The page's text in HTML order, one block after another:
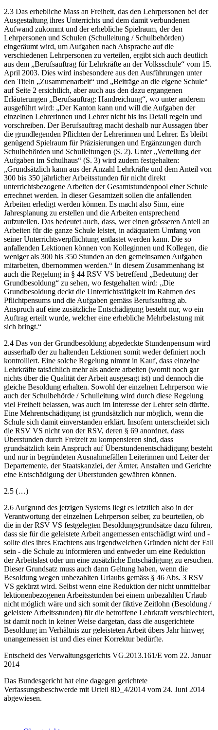
2.3 Das erhebliche Mass an Freiheit, das den Lehrpersonen bei der
Ausgestaltung ihres Unterrichts und dem damit verbundenen
Aufwand zukommt und der erhebliche Spielraum, der den
Lehrpersonen und Schulen (Schulleitung / Schulbehörden)
eingeräumt wird, um Aufgaben nach Absprache auf die
verschiedenen Lehrpersonen zu verteilen, ergibt sich auch deutlich
aus dem „Berufsauftrag für Lehrkräfte an der Volksschule“ vom 15.
April 2003. Dies wird insbesondere aus den Ausführungen unter
den Titeln „Zusammenarbeit“ und „Beiträge an die eigene Schule“
auf Seite 2 ersichtlich, aber auch aus den dazu ergangenen
Erläuterungen „Berufsauftrag: Handreichung“, wo unter anderem
ausgeführt wird: „Der Kanton kann und will die Aufgaben der
einzelnen Lehrerinnen und Lehrer nicht bis ins Detail regeln und
vorschreiben. Der Berufsauftrag macht deshalb nur Aussagen über
die grundlegenden Pflichten der Lehrerinnen und Lehrer. Es bleibt
genügend Spielraum für Präzisierungen und Ergänzungen durch
Schulbehörden und Schulleitungen (S. 2). Unter „Verteilung der
Aufgaben im Schulhaus“ (S. 3) wird zudem festgehalten:
„Grundsätzlich kann aus der Anzahl Lehrkräfte und dem Anteil von
300 bis 350 jährlicher Arbeitsstunden für nicht direkt
unterrichtsbezogene Arbeiten der Gesamtstundenpool einer Schule
errechnet werden. In dieser Gesamtzeit sollen die anfallenden
Arbeiten erledigt werden können. Es macht also Sinn, eine
Jahresplanung zu erstellen und die Arbeiten entsprechend
aufzuteilen. Das bedeutet auch, dass, wer einen grösseren Anteil an
Arbeiten für die ganze Schule leistet, in adäquatem Umfang von
seiner Unterrichtsverpflichtung entlastet werden kann. Die so
anfallenden Lektionen können von Kolleginnen und Kollegen, die
weniger als 300 bis 350 Stunden an den gemeinsamen Aufgaben
mitarbeiten, übernommen werden.“ In diesem Zusammenhang ist
auch die Regelung in § 44 RSV VS betreffend „Bedeutung der
Grundbesoldung“ zu sehen, wo festgehalten wird: „Die
Grundbesoldung deckt die Unterrichtstätigkeit im Rahmen des
Pflichtpensums und die Aufgaben gemäss Berufsauftrag ab.
Anspruch auf eine zusätzliche Entschädigung besteht nur, wo ein
Auftrag erteilt wurde, welcher eine erhebliche Mehrbelastung mit
sich bringt.“
2.4 Das von der Grundbesoldung abgedeckte Stundenpensum wird
ausserhalb der zu haltenden Lektionen somit weder definiert noch
kontrolliert. Eine solche Regelung nimmt in Kauf, dass einzelne
Lehrkräfte tatsächlich mehr als andere arbeiten (womit noch gar
nichts über die Qualität der Arbeit ausgesagt ist) und dennoch die
gleiche Besoldung erhalten. Sowohl der einzelnen Lehrperson wie
auch der Schulbehörde / Schulleitung wird durch diese Regelung
viel Freiheit belassen, was auch im Interesse der Lehrer sein dürfte.
Eine Mehrentschädigung ist grundsätzlich nur möglich, wenn die
Schule sich damit einverstanden erklärt. Insofern unterscheidet sich
die RSV VS nicht von der RSV, deren § 69 anordnet, dass
Überstunden durch Freizeit zu kompensieren sind, dass
grundsätzlich kein Anspruch auf Überstundenentschädigung besteht
und nur in begründeten Ausnahmefällen Leiterinnen und Leiter der
Departemente, der Staatskanzlei, der Ämter, Anstalten und Gerichte
eine Entschädigung der Überstunden gewähren können.
2.5 (…)
2.6 Aufgrund des jetzigen Systems liegt es letztlich also in der
Verantwortung der einzelnen Lehrperson selber, zu beurteilen, ob
die in der RSV VS festgelegten Besoldungsgrundsätze dazu führen,
dass sie für die geleistete Arbeit angemessen entschädigt wird und -
sollte dies ihres Erachtens aus irgendwelchen Gründen nicht der Fall
sein - die Schule zu informieren und entweder um eine Reduktion
der Arbeitslast oder um eine zusätzliche Entschädigung zu ersuchen.
Dieser Grundsatz muss auch dann Geltung haben, wenn die
Besoldung wegen unbezahlten Urlaubs gemäss § 46 Abs. 3 RSV
VS gekürzt wird. Selbst wenn eine Reduktion der nicht unmittelbar
lektionenbezogenen Arbeitsstunden bei einem unbezahlten Urlaub
nicht möglich wäre und sich somit der fiktive Zeitlohn (Besoldung /
geleistete Arbeitsstunden) für die betroffene Lehrkraft verschlechtert,
ist damit noch in keiner Weise dargetan, dass die ausgerichtete
Besoldung im Verhältnis zur geleisteten Arbeit übers Jahr hinweg
unangemessen ist und dies einer Korrektur bedürfte.
Entscheid des Verwaltungsgerichts VG.2013.161/E vom 22. Januar
2014
Das Bundesgericht hat eine dagegen gerichtete
Verfassungsbeschwerde mit Urteil 8D_4/2014 vom 24. Juni 2014
abgewiesen.